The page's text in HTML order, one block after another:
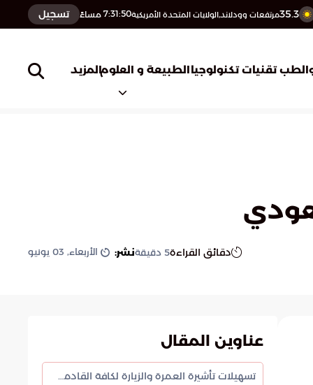
35.3مرتفعات وودلاند,الولايات المتحدة الأمريكية7:31:51 مساءً تسجيل
تقنيات تكنولوجياالطبيعة و العلومالمزيد
دقائق القراءة5 دقيقةنشر: الأربعاء, 03 يونيو
عناوين المقال
تسهيلات تأشيرة العمرة والزيارة لكافة القادمين إلى المملكة